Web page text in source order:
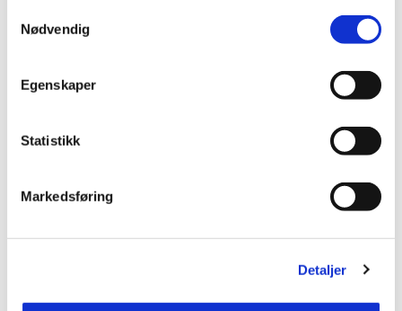
Nødvendig
Egenskaper
Statistikk
Markedsføring
Detaljer
og spiller fri 15 år gamle Benjamin Thoresen
Faraas som tar i mot ballen og blir felt innenfor
Jonas Enkerud plutselig står helt fri med åpent
gjør flere spillebytter i pausen og melder seg mer
med etter hvilen, uten å skape de store sjansene
foran Jarosinski i HamKam-buret.
Etter 60 minutter bytter HamKam hele laget, men
fortsetter og ha god kontroll på oppgjøret. Mot